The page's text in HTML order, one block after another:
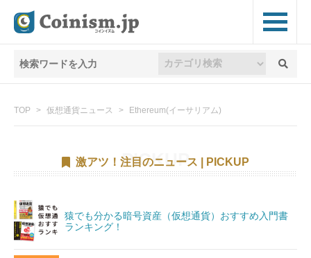
TOP 仮想通貨ニュース Ethereum(イーサリアム)
激アツ！注目のニュース | PICKUP
猿でも分かる暗号資産（仮想通貨）おすすめ入門書
ランキング！